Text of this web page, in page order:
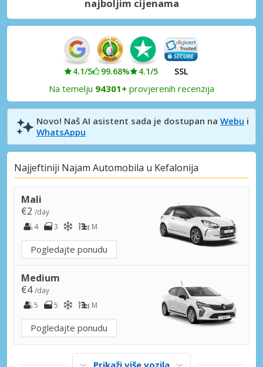
najboljim cijenama
4.1/5 99.68% 4.1/5 SSL
Na temelju 94301+ provjerenih recenzija
Novo! Naš AI asistent sada je dostupan na Webu i
WhatsAppu
Najjeftiniji Najam Automobila u Kefalonija
Mali
€2 /day
4
3 M
Pogledajte ponudu
Medium
€4/day
5
5 M
Pogledajte ponudu
Prikaži više vozila